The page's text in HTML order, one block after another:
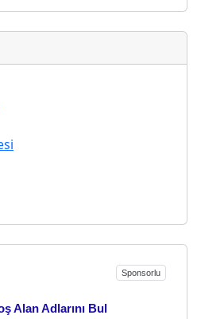
Sponsorlu
Alan Adlarını Bul